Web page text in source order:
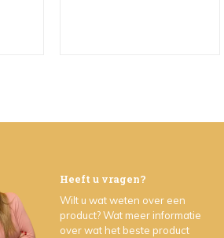
Heeft u vragen?
Wilt u wat weten over een
product? Wat meer informatie
over wat het beste product